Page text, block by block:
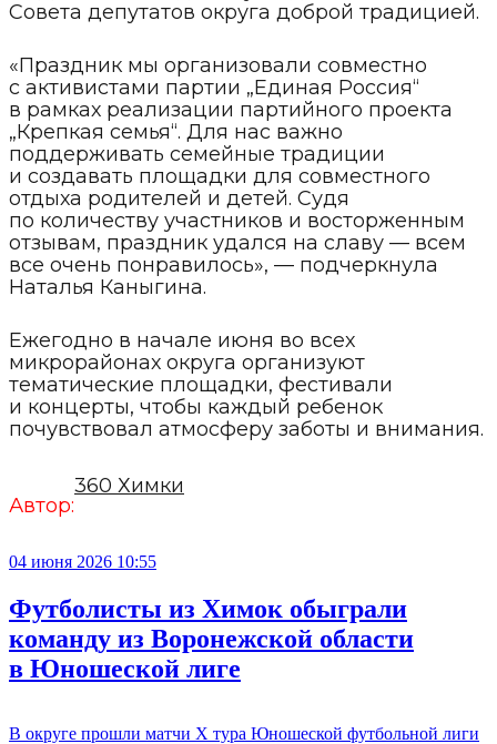
Совета депутатов округа доброй традицией.
«Праздник мы организовали совместно
с активистами партии „Единая Россия“
в рамках реализации партийного проекта
„Крепкая семья“. Для нас важно
поддерживать семейные традиции
и создавать площадки для совместного
отдыха родителей и детей. Судя
по количеству участников и восторженным
отзывам, праздник удался на славу — всем
все очень понравилось», — подчеркнула
Наталья Каныгина.
Ежегодно в начале июня во всех
микрорайонах округа организуют
тематические площадки, фестивали
и концерты, чтобы каждый ребенок
почувствовал атмосферу заботы и внимания.
Автор:
360 Химки
04 июня 2026 10:55
Футболисты из Химок обыграли
команду из Воронежской области
в Юношеской лиге
В округе прошли матчи X тура Юношеской футбольной лиги